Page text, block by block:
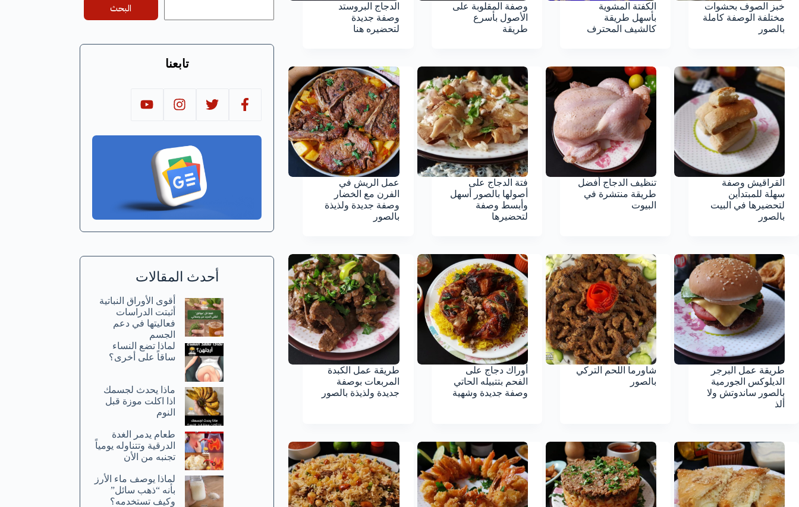
خبز الصوف بحشوات
مختلفة الوصفة كاملة
بالصور
الكفتة المشوية
بأسهل طريقة
كالشيف المحترف
وصفة المقلوبة على
الأصول بأسرع
طريقة
الدجاج البروستد
وصفة جديدة
لتحضيره هنا
القراقيش وصفة
سهلة للمبتدأين
لتحضيرها في البيت
بالصور
تنظيف الدجاج أفضل
طريقة منتشرة في
البيوت
فتة الدجاج على
أصولها بالصور أسهل
وأبسط وصفة
لتحضيرها
عمل الريش في
الفرن مع الخضار
وصفة جديدة ولذيذة
بالصور
طريقة عمل البرجر
الديلوكس الجورمية
بالصور ساندوتش ولا
ألذ
شاورما اللحم التركي
بالصور
أوراك دجاج على
الفحم بتتبيله الحاتي
وصفة جديدة وشهية
طريقة عمل الكبدة
المربعات بوصفة
جديدة ولذيذة بالصور
البحث
تابعنا
أحدث المقالات
أقوى الأوراق النباتية
أثبتت الدراسات
فعاليتها في دعم
الجسم
لماذا تضع النساء
ساقاً على أخرى؟
ماذا يحدث لجسمك
اذا اكلت موزة قبل
النوم
طعام يدمر الغدة
الدرقية وتتناوله يومياً
تجنبه من الأن
لماذا يوصف ماء الأرز
بأنه “ذهب سائل”
وكيف تستخدمه؟